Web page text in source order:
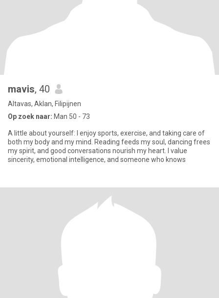
mavis, 40
Altavas, Aklan, Filipijnen
Op zoek naar: Man 50 - 73
A little about yourself: I enjoy sports, exercise, and taking care of
both my body and my mind. Reading feeds my soul, dancing frees
my spirit, and good conversations nourish my heart. I value
sincerity, emotional intelligence, and someone who knows